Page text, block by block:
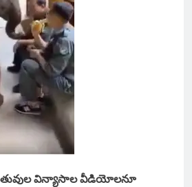
విన్యాసాల వీడియోలనూ